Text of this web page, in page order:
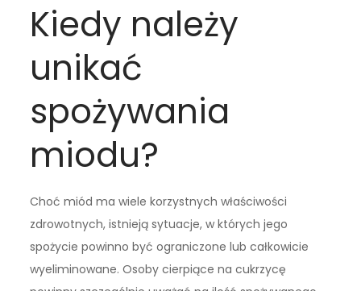
Kiedy należy
unikać
spożywania
miodu?
Choć miód ma wiele korzystnych właściwości
zdrowotnych, istnieją sytuacje, w których jego
spożycie powinno być ograniczone lub całkowicie
wyeliminowane. Osoby cierpiące na cukrzycę